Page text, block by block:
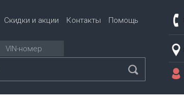
Скидки и акции Контакты Помощь
VIN-номер